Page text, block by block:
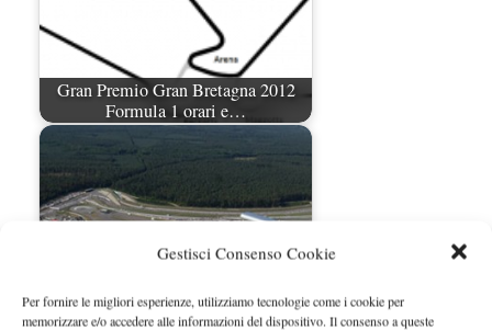
Gestisci Consenso Cookie
Per fornire le migliori esperienze, utilizziamo tecnologie come i cookie per
memorizzare e/o accedere alle informazioni del dispositivo. Il consenso a queste
Gran Premio Gran Bretagna 2012
Formula 1 orari e…